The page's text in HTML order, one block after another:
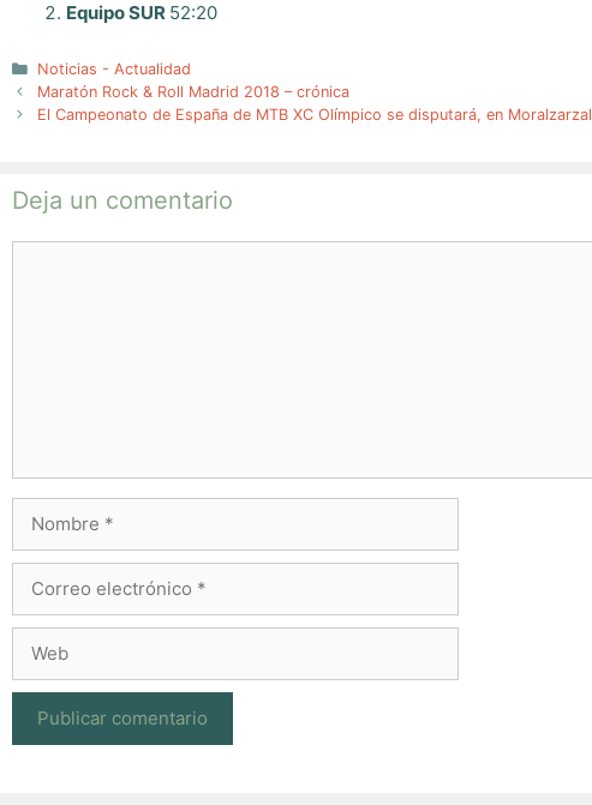
Equipo SUR 52:20
Categorías
Noticias - Actualidad
Maratón Rock & Roll Madrid 2018 – crónica
El Campeonato de España de MTB XC Olímpico se disputará, en Moralzarzal
Deja un comentario
electrónico